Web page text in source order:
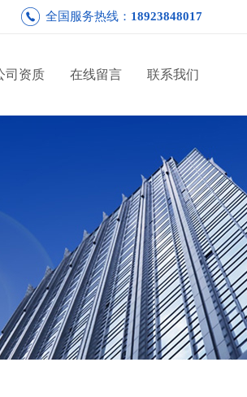
全国服务热线： 18923848017
司资质 在线留言 联系我们